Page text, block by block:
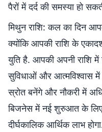
पैरों में दर्द की समस्या हो
मिथुन राशि: कल का दिन
क्योंकि आपकी राशि के
युति है. आपकी अपनी राशि
सुविधाओं और आत्मविश्वास
स्रोत बनेंगे और नौकरी में
बिजनेस में नई शुरुआत के
दीर्घकालिक आर्थिक लाभ